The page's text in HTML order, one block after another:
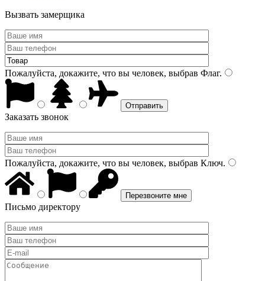
Вызвать замерщика
Пожалуйста, докажите, что вы человек, выбрав Флаг.
Заказать звонок
Пожалуйста, докажите, что вы человек, выбрав Ключ.
Письмо директору